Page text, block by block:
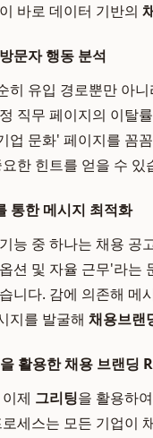
바로 데이터 기반의
문자 행동 분석
히 유입 경로뿐만 아
직무 페이지의 이탈
업 문화' 페이지를 꼼
한 힌트를 얻을 수
통한 메시지 최적화
능 중 하나는 채용 공
션 및 자율 근무'라는
니다. 감에 의존해 메
지를 발굴해 채용브랜
활용한 채용 브랜딩
제 그리팅을 활용하
세스는 모든 기업이